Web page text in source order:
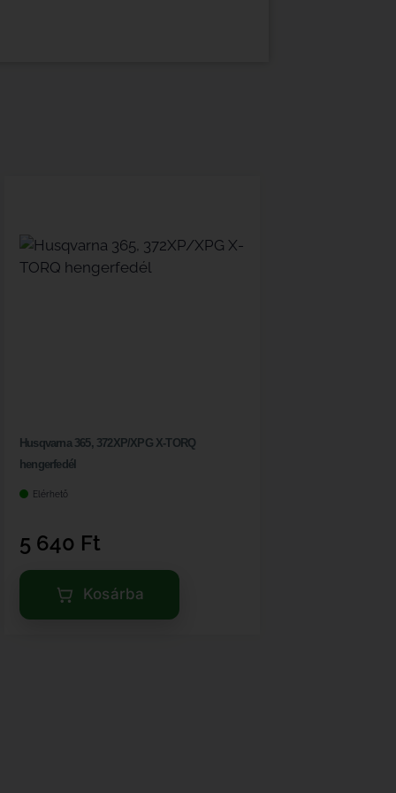
Husqvarna 365, 372XP/XPG X-TORQ
hengerfedél
Elérhető
5 640 Ft
Kosárba